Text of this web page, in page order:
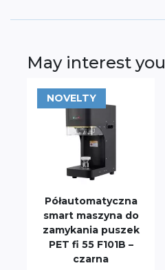
May interest you
NOVELTY
Półautomatyczna
smart maszyna do
zamykania puszek
PET fi 55 F101B –
czarna